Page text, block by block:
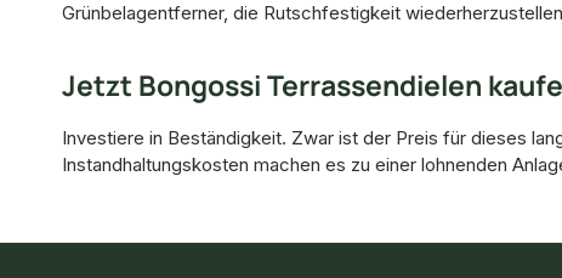
Grünbelagentferner, die Rutschfestigkeit
Jetzt Bongossi Terrassendielen
Investiere in Beständigkeit. Zwar ist der Preis für dieses
Instandhaltungskosten machen es zu einer lohnenden